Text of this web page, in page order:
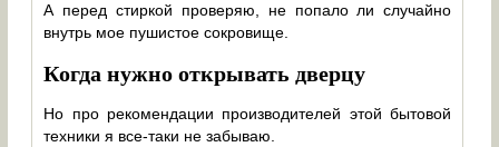
А перед стиркой проверяю, не попало ли случайно
внутрь мое пушистое сокровище.
Когда нужно открывать дверцу
Но про рекомендации производителей этой бытовой
техники я все-таки не забываю.